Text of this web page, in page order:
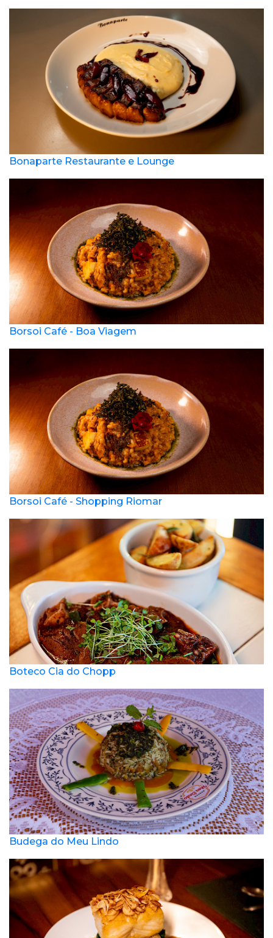
Bonaparte Restaurante e Lounge
Borsoi Café - Boa Viagem
Borsoi Café - Shopping Riomar
Boteco Cia do Chopp
Budega do Meu Lindo